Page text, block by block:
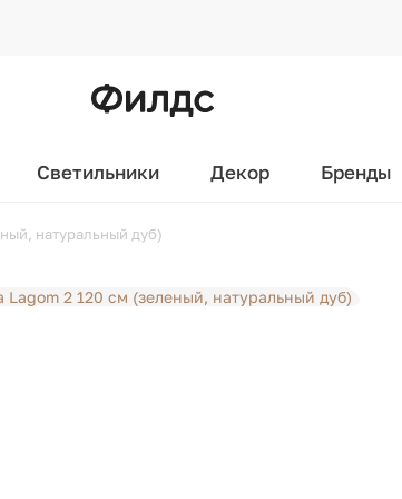
Светильники Декор Бренды
натуральный дуб)